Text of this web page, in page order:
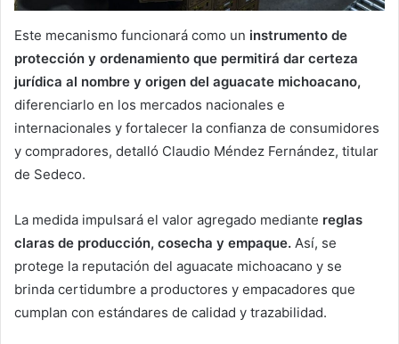
Este mecanismo funcionará como un instrumento de
protección y ordenamiento que permitirá dar certeza
jurídica al nombre y origen del aguacate michoacano,
diferenciarlo en los mercados nacionales e
internacionales y fortalecer la confianza de consumidores
y compradores, detalló Claudio Méndez Fernández, titular
de Sedeco.
La medida impulsará el valor agregado mediante reglas
claras de producción, cosecha y empaque. Así, se
protege la reputación del aguacate michoacano y se
brinda certidumbre a productores y empacadores que
cumplan con estándares de calidad y trazabilidad.